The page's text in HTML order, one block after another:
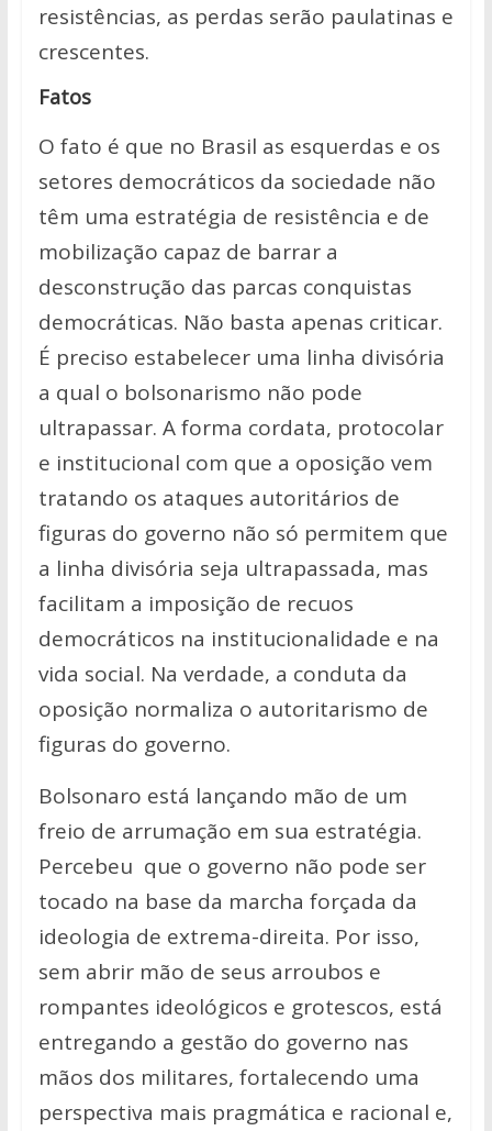
resistências, as perdas serão paulatinas e
crescentes.
Fatos
O fato é que no Brasil as esquerdas e os
setores democráticos da sociedade não
têm uma estratégia de resistência e de
mobilização capaz de barrar a
desconstrução das parcas conquistas
democráticas. Não basta apenas criticar.
É preciso estabelecer uma linha divisória
a qual o bolsonarismo não pode
ultrapassar. A forma cordata, protocolar
e institucional com que a oposição vem
tratando os ataques autoritários de
figuras do governo não só permitem que
a linha divisória seja ultrapassada, mas
facilitam a imposição de recuos
democráticos na institucionalidade e na
vida social. Na verdade, a conduta da
oposição normaliza o autoritarismo de
figuras do governo.
Bolsonaro está lançando mão de um
freio de arrumação em sua estratégia.
Percebeu que o governo não pode ser
tocado na base da marcha forçada da
ideologia de extrema-direita. Por isso,
sem abrir mão de seus arroubos e
rompantes ideológicos e grotescos, está
entregando a gestão do governo nas
mãos dos militares, fortalecendo uma
perspectiva mais pragmática e racional e,